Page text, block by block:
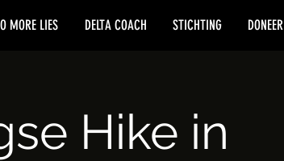
MORE LIES DELTA COACH STICHTING DONEER
Hike in